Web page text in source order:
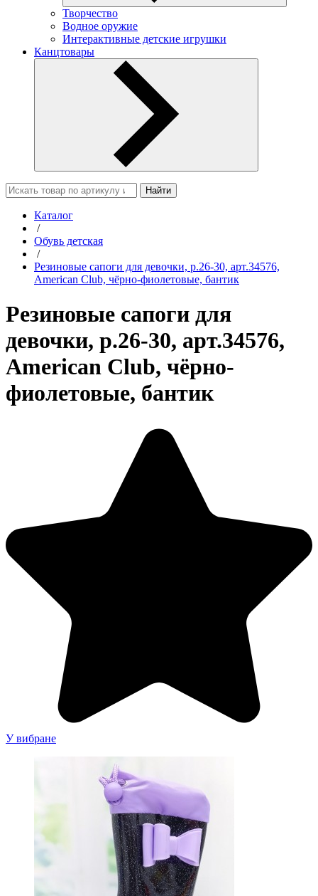
Творчество
Водное оружие
Интерактивные детские игрушки
Канцтовары
Найти
Каталог
/
Обувь детская
/
Резиновые сапоги для девочки, р.26-30, арт.34576,
American Club, чёрно-фиолетовые, бантик
Резиновые сапоги для
девочки, р.26-30, арт.34576,
American Club, чёрно-
фиолетовые, бантик
У вибране